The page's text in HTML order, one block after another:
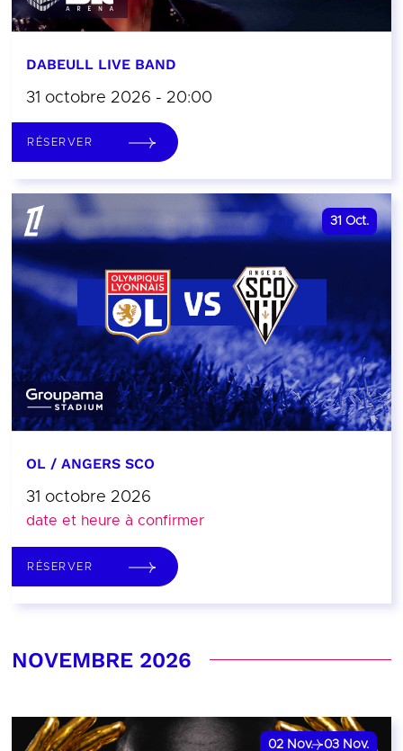
DABEULL LIVE BAND
31 octobre 2026 - 20:00
RÉSERVER
31 Oct.
OL / ANGERS SCO
31 octobre 2026
date et heure à confirmer
RÉSERVER
NOVEMBRE 2026
02 Nov. 03 Nov.